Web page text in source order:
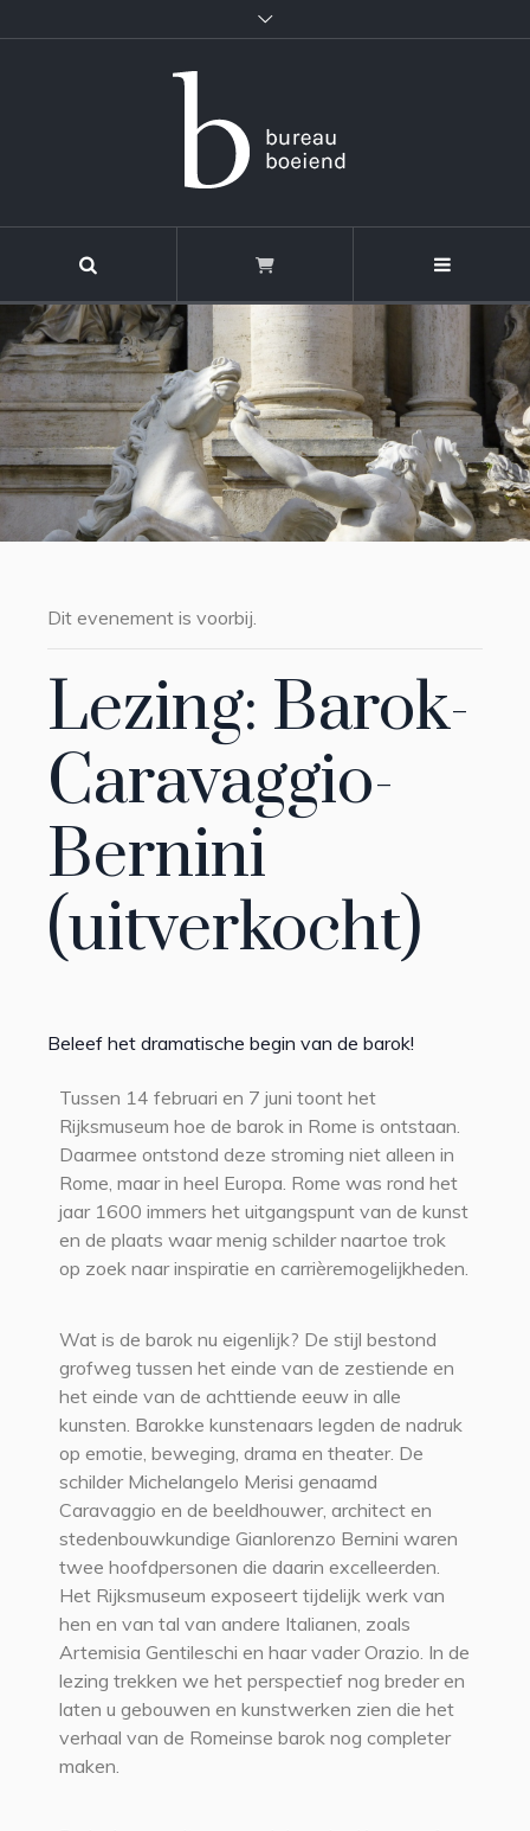
Dit evenement is voorbij.
Lezing: Barok-
Caravaggio-
Bernini
(uitverkocht)
Beleef het dramatische begin van de barok!
Tussen 14 februari en 7 juni toont het
Rijksmuseum hoe de barok in Rome is ontstaan.
Daarmee ontstond deze stroming niet alleen in
Rome, maar in heel Europa. Rome was rond het
jaar 1600 immers het uitgangspunt van de kunst
en de plaats waar menig schilder naartoe trok
op zoek naar inspiratie en carrièremogelijkheden.
Wat is de barok nu eigenlijk? De stijl bestond
grofweg tussen het einde van de zestiende en
het einde van de achttiende eeuw in alle
kunsten. Barokke kunstenaars legden de nadruk
op emotie, beweging, drama en theater. De
schilder Michelangelo Merisi genaamd
Caravaggio en de beeldhouwer, architect en
stedenbouwkundige Gianlorenzo Bernini waren
twee hoofdpersonen die daarin excelleerden.
Het Rijksmuseum exposeert tijdelijk werk van
hen en van tal van andere Italianen, zoals
Artemisia Gentileschi en haar vader Orazio. In de
lezing trekken we het perspectief nog breder en
laten u gebouwen en kunstwerken zien die het
verhaal van de Romeinse barok nog completer
maken.